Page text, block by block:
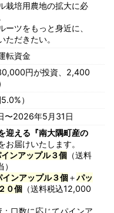
栽培用農地の拡大に必
ーツをもっと身近に、
ただきたい。
転資金
円が投資、2,400
）
〜2026年5月31日
迎える『南大隅町産の
お届けいたします。
ンアップル３個 （送料
インアップル３個＋パッ
０個 （送料税込12,000